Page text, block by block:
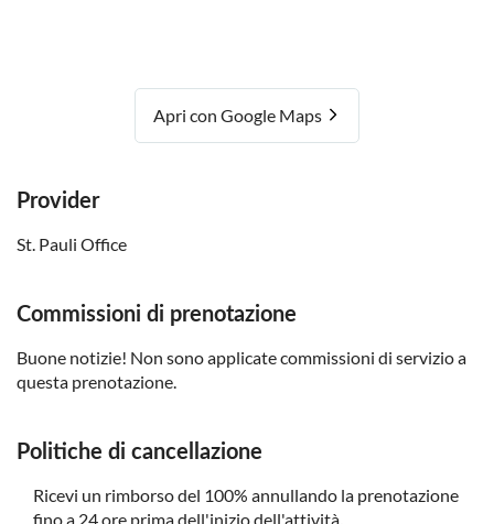
Apri con Google Maps
Provider
St. Pauli Office
Commissioni di prenotazione
Buone notizie! Non sono applicate commissioni di servizio a
questa prenotazione.
Politiche di cancellazione
Ricevi un rimborso del 100% annullando la prenotazione
fino a 24 ore prima dell'inizio dell'attività.